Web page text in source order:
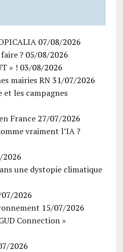
07/08/2026
? 05/08/2026
» ! 03/08/2026
mairies RN 31/07/2026
les campagnes
France 27/07/2026
vraiment l’IA ?
2026
une dystopie climatique
2026
15/07/2026
Connection »
2026